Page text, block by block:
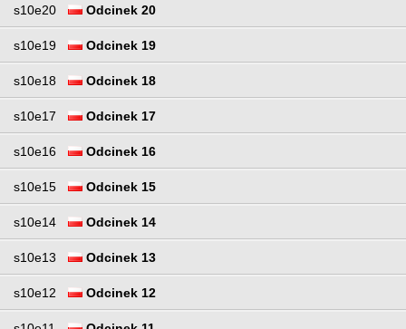
s10e20 Odcinek 20
s10e19 Odcinek 19
s10e18 Odcinek 18
s10e17 Odcinek 17
s10e16 Odcinek 16
s10e15 Odcinek 15
s10e14 Odcinek 14
s10e13 Odcinek 13
s10e12 Odcinek 12